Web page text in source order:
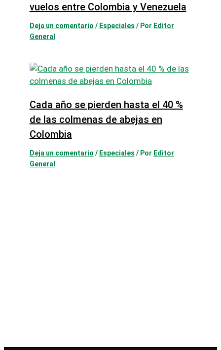
vuelos entre Colombia y Venezuela
Deja un comentario / Especiales / Por Editor
General
Cada año se pierden hasta el 40 %
de las colmenas de abejas en
Colombia
Deja un comentario / Especiales / Por Editor
General